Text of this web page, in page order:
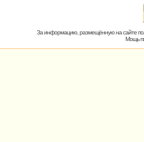
За информацию, размещённую на сайте
Мощь